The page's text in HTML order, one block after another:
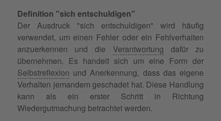
Definition "sich entschuldigen"
Der Ausdruck "sich entschuldigen" wird häufig
verwendet, um einen Fehler oder ein Fehlverhalten
anzuerkennen und die Verantwortung dafür zu
übernehmen. Es handelt sich um eine Form der
Selbstreflexion und Anerkennung, dass das eigene
Verhalten jemandem geschadet hat. Diese Handlung
kann als ein erster Schritt in Richtung
Wiedergutmachung betrachtet werden.